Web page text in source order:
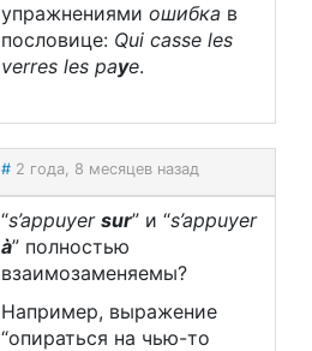
упражнениями ошибка в
пословице: Qui casse les
verres les paye.
# 2 года, 8 месяцев назад
“s’appuyer sur” и “s’appuyer
à” полностью
взаимозаменяемы?
Например, выражение
“опираться на чью-то